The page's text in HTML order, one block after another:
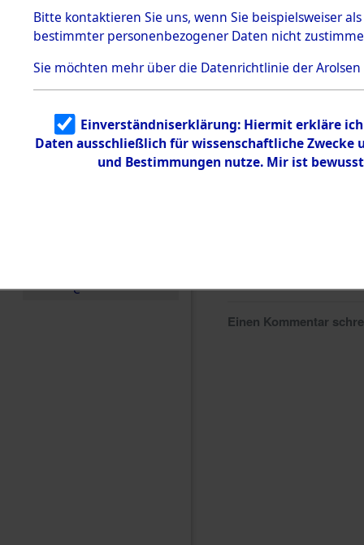
5.3.1 Alliierte
Erhebungen
zu
Todesmärsch
en
5.3.2
Identifizierun
5.3.3
Todesmärsch
e
Einen Kommentar
Bitte kontaktieren Sie uns, wenn Sie beispielsweiser
bestimmter personenbezogener Daten nicht
Sie möchten mehr über die Datenrichtlinie der Arolsen
Einverständniserklärung: Hiermit erkläre
Daten ausschließlich für wissenschaftliche
und Bestimmungen nutze. Mir ist